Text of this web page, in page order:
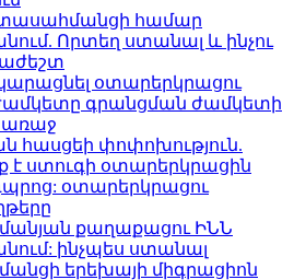
համար
Որտեղ ստանալ և ինչու
օտարերկրացու
գրանցման ժամկետի
հասցեի փոփոխություն.
է ստուգի օտարերկրացին
օտարերկրացու
քաղաքացու ԻՆՆ
ինչպես ստանալ
երեխայի միգրացիոն